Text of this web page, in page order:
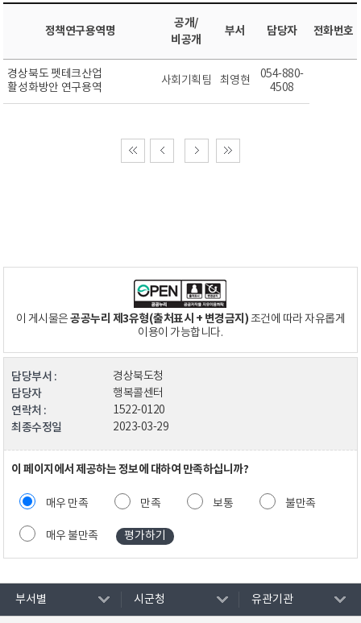
정책연구용역명
공개/
비공개
부서 담당자 전화번호
경상북도 펫테크산업
활성화방안 연구용역
사회기획팀 최영현
054-880-
4508
이 게시물은공공누리 제3유형(출처표시 + 변경금지)조건에 따라 자유롭게
이용이 가능합니다.
담당부서 : 경상북도청
담당자 행복콜센터
연락처 : 1522-0120
최종수정일 2023-03-29
이 페이지에서 제공하는 정보에 대하여 만족하십니까?
매우 만족 만족 보통 불만족
매우 불만족
부서별 시군청 유관기관